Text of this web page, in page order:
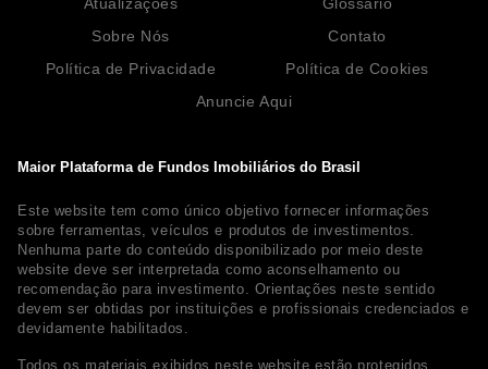
Maior Plataforma de Fundos Imobiliários do Brasil
Este website tem como único objetivo fornecer informações
sobre ferramentas, veículos e produtos de investimentos.
Nenhuma parte do conteúdo disponibilizado por meio deste
website deve ser interpretada como aconselhamento ou
recomendação para investimento. Orientações neste sentido
devem ser obtidas por instituições e profissionais credenciados e
devidamente habilitados.
Todos os materiais exibidos neste website estão protegidos
Sobre Nós
Contato
Política de Privacidade
Política de Cookies
Anuncie Aqui